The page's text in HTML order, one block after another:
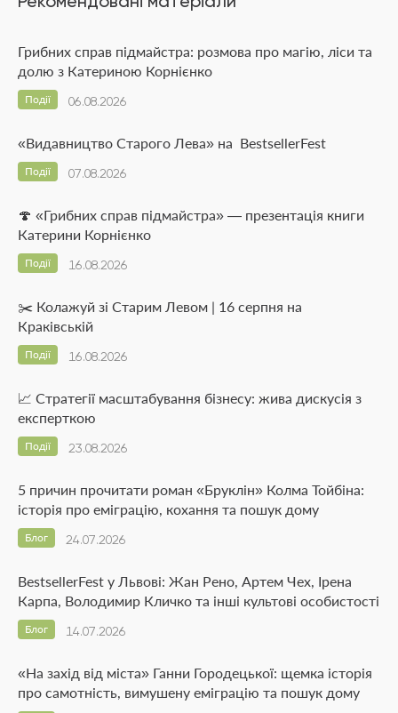
Грибних справ підмайстра: розмова про магію, ліси та
долю з Катериною Корнієнко
06.08.2026
Події
«Видавництво Старого Лева» на BestsellerFest
07.08.2026
Події
🍄 «Грибних справ підмайстра» — презентація книги
Катерини Корнієнко
16.08.2026
Події
✂️ Колажуй зі Старим Левом | 16 серпня на
Краківській
16.08.2026
Події
📈 Стратегії масштабування бізнесу: жива дискусія з
експерткою
23.08.2026
Події
5 причин прочитати роман «Бруклін» Колма Тойбіна:
історія про еміграцію, кохання та пошук дому
24.07.2026
Блог
BestsellerFest у Львові: Жан Рено, Артем Чех, Ірена
Карпа, Володимир Кличко та інші культові особистості
14.07.2026
Блог
«На захід від міста» Ганни Городецької: щемка історія
про самотність, вимушену еміграцію та пошук дому